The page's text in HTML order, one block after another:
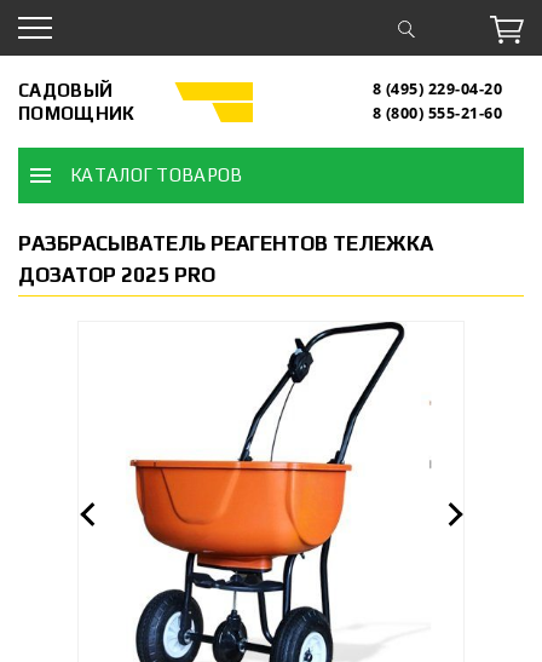
САДОВЫЙ
ПОМОЩНИК
8 (495) 229-04-20
8 (800) 555-21-60
КАТАЛОГ ТОВАРОВ
РАЗБРАСЫВАТЕЛЬ РЕАГЕНТОВ ТЕЛЕЖКА
ДОЗАТОР 2025 PRO